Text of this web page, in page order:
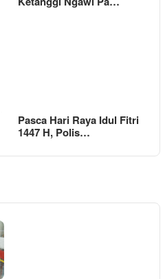
Pasca Hari Raya Idul Fitri
1447 H, Polis…